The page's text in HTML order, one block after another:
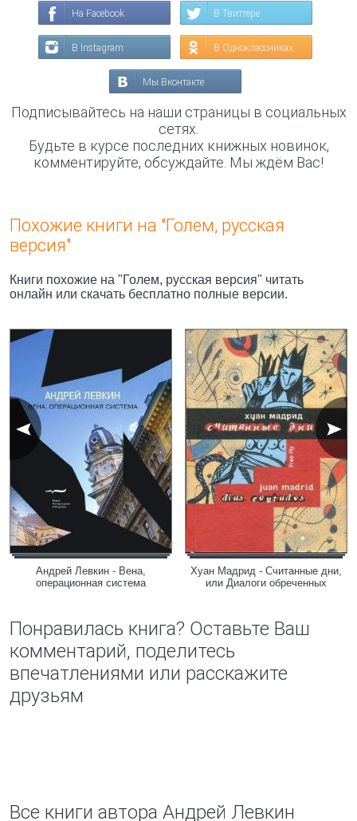
На Facebook В Твиттере
В Instagram В Одноклассниках
Мы Вконтакте
Подписывайтесь на наши страницы в социальных
сетях.
Будьте в курсе последних книжных новинок,
комментируйте, обсуждайте. Мы ждём Вас!
Похожие книги на "Голем, русская
версия"
Книги похожие на "Голем, русская версия" читать
онлайн или скачать бесплатно полные версии.
Андрей Левкин - Вена,
операционная система
Хуан Мадрид - Считанные дни,
или Диалоги обреченных
Понравилась книга? Оставьте Ваш
комментарий, поделитесь
впечатлениями или расскажите
друзьям
Все книги автора Андрей Левкин